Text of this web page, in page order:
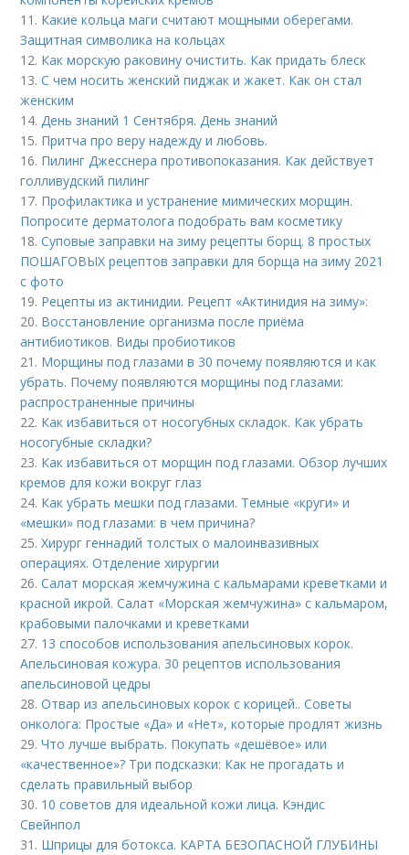
11. Какие кольца маги считают мощными оберегами.
Защитная символика на кольцах
12. Как морскую раковину очистить. Как придать блеск
13.С чем носить женский пиджак и жакет. Как он стал
женским
14.День знаний 1 Сентября. День знаний
15. Притча про веру надежду и любовь.
16. Пилинг Джесснера противопоказания. Как действует
голливудский пилинг
17. Профилактика и устранение мимических морщин.
Попросите дерматолога подобрать вам косметику
18.Суповые заправки на зиму рецепты борщ. 8 простых
ПОШАГОВЫХ рецептов заправки для борща на зиму 2021
с фото
19. Рецепты из актинидии. Рецепт «Актинидия на зиму»:
20. Восстановление организма после приёма
антибиотиков. Виды пробиотиков
21. Морщины под глазами в 30 почему появляются и как
убрать. Почему появляются морщины под глазами:
распространенные причины
22. Как избавиться от носогубных складок. Как убрать
носогубные складки?
23. Как избавиться от морщин под глазами. Обзор лучших
кремов для кожи вокруг глаз
24. Как убрать мешки под глазами. Темные «круги» и
«мешки» под глазами: в чем причина?
25.Хирург геннадий толстых о малоинвазивных
операциях. Отделение хирургии
26.Салат морская жемчужина с кальмарами креветками и
красной икрой. Салат «Морская жемчужина» с кальмаром,
крабовыми палочками и креветками
27. 13 способов использования апельсиновых корок.
Апельсиновая кожура. 30 рецептов использования
апельсиновой цедры
28.Отвар из апельсиновых корок с корицей.. Советы
онколога: Простые «Да» и «Нет», которые продлят жизнь
29.Что лучше выбрать. Покупать «дешёвое» или
«качественное»? Три подсказки: Как не прогадать и
сделать правильный выбор
30. 10 советов для идеальной кожи лица. Кэндис
Свейнпол
31. Шприцы для ботокса. КАРТА БЕЗОПАСНОЙ ГЛУБИНЫ